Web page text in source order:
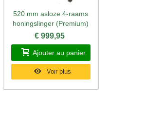
Aperçu rapide
520 mm asloze 4-raams
honingslinger (Premium)
€ 999,95
Ajouter au panier
Voir plus